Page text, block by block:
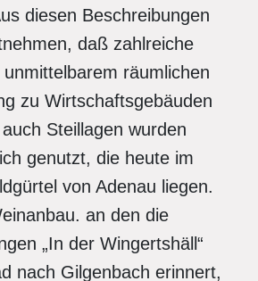
diesen Beschreibungen
daß zahlreiche
räumlichen
zu Wirtschaftsgebäuden
Steillagen wurden
genutzt, die heute im
von Adenau liegen.
an den die
„In der Wingertshäll“
nach Gilgenbach erinnert,